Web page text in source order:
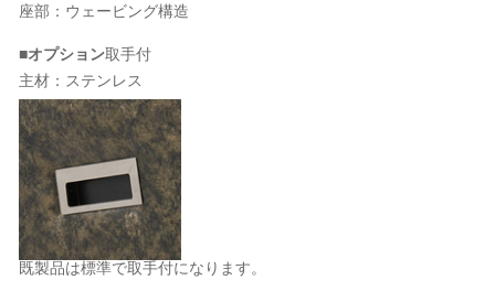
座部：ウェービング構造
■オプション取手付
主材：ステンレス
既製品は標準で取手付になります。